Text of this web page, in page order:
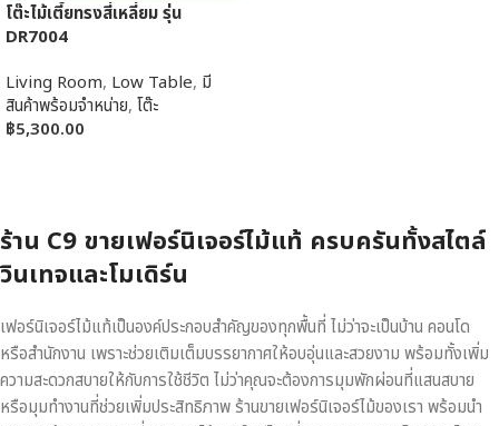
โต๊ะไม้เตี้ยทรงสี่เหลี่ยม รุ่น
DR7004
Living Room, Low Table, มี
สินค้าพร้อมจำหน่าย, โต๊ะ
฿5,300.00
ร้าน C9 ขายเฟอร์นิเจอร์ไม้แท้ ครบครันทั้งสไตล์
วินเทจและโมเดิร์น
เฟอร์นิเจอร์ไม้แท้เป็นองค์ประกอบสำคัญของทุกพื้นที่ ไม่ว่าจะเป็นบ้าน คอนโด
หรือสำนักงาน เพราะช่วยเติมเต็มบรรยากาศให้อบอุ่นและสวยงาม พร้อมทั้งเพิ่ม
ความสะดวกสบายให้กับการใช้ชีวิต ไม่ว่าคุณจะต้องการมุมพักผ่อนที่แสนสบาย
หรือมุมทำงานที่ช่วยเพิ่มประสิทธิภาพ ร้านขายเฟอร์นิเจอร์ไม้ของเรา พร้อมนำ